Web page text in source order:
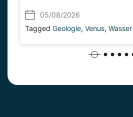
05/08/2026
Tagged Geologie, Venus, Wasser